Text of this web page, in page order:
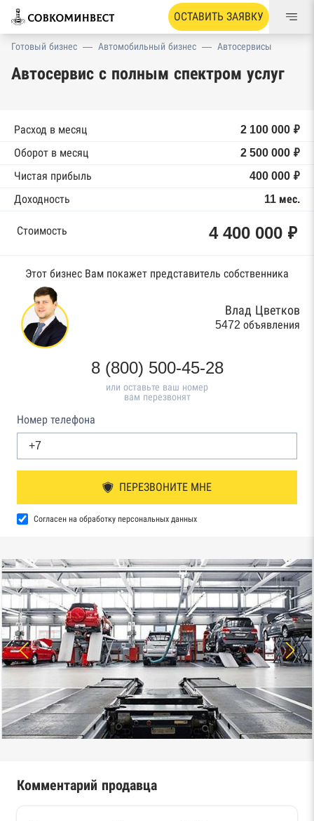
ОСТАВИТЬ ЗАЯВКУ
Готовый бизнес — Автомобильный бизнес — Автосервисы
Автосервис с полным спектром услуг
Расход в месяц
2 100 000 ₽
Оборот в месяц
2 500 000 ₽
Чистая прибыль
400 000 ₽
Доходность
11 мес.
Стоимость 4 400 000 ₽
Этот бизнес Вам покажет представитель собственника
Влад Цветков
5472 объявления
8 (800) 500-45-28
или оставьте ваш номер
вам перезвонят
Номер телефона
ПЕРЕЗВОНИТЕ МНЕ
Согласен на обработку персональных данных
Комментарий продавца